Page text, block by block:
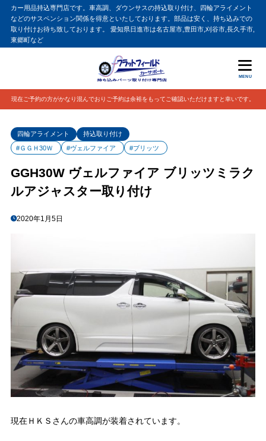
カー用品持込専門店です。車高調、ダウンサスの持込取り付け、四輪アライメント
などのサスペンション関係を得意といたしております。部品は安く、持ち込みでの
取り付けお待ち致しております。 愛知県日進市は名古屋市,豊田市,刈谷市,長久手市,
東郷町など
MENU
現在ご予約の方がかなり混んでおりご予約は余裕をもってご確認いただけますと幸いです。
四輪アライメント
持込取り付け
#ＧＧＨ30Ｗ
#ヴェルファイア #ブリッツ
GGH30W ヴェルファイア ブリッツミラク
ルアジャスター取り付け
2020年1月5日
現在ＨＫＳさんの車高調が装着されています。